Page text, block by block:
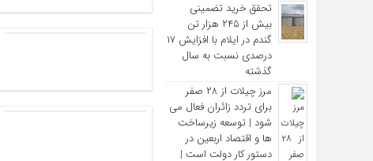
تحقق خرید تضمینی
بیش از ۲۴۵ هزار تن
گندم در ایلام با افزایش ۱۷
درصدی نسبت به سال
گذشته
مرز چیلات از ۲۸ صفر
برای تردد زائران فعال می‌
شود | توسعه زیرساخت‌
ها و اقتصاد اربعین در
دستور کار دولت است |